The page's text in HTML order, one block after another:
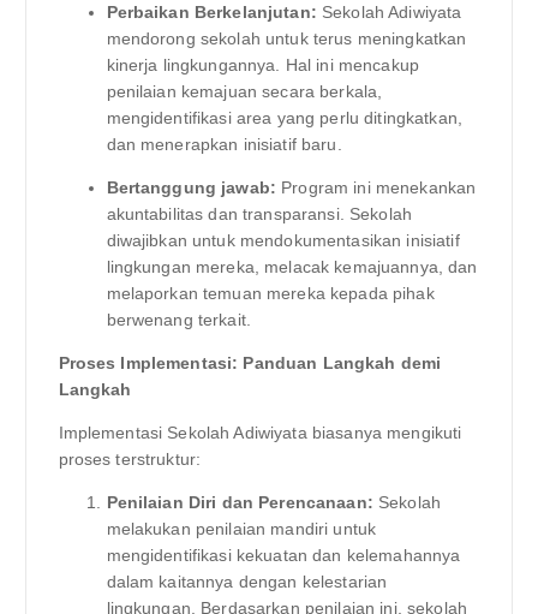
Perbaikan Berkelanjutan: Sekolah Adiwiyata
mendorong sekolah untuk terus meningkatkan
kinerja lingkungannya. Hal ini mencakup
penilaian kemajuan secara berkala,
mengidentifikasi area yang perlu ditingkatkan,
dan menerapkan inisiatif baru.
Bertanggung jawab: Program ini menekankan
akuntabilitas dan transparansi. Sekolah
diwajibkan untuk mendokumentasikan inisiatif
lingkungan mereka, melacak kemajuannya, dan
melaporkan temuan mereka kepada pihak
berwenang terkait.
Proses Implementasi: Panduan Langkah demi
Langkah
Implementasi Sekolah Adiwiyata biasanya mengikuti
proses terstruktur:
Penilaian Diri dan Perencanaan: Sekolah
melakukan penilaian mandiri untuk
mengidentifikasi kekuatan dan kelemahannya
dalam kaitannya dengan kelestarian
lingkungan. Berdasarkan penilaian ini, sekolah